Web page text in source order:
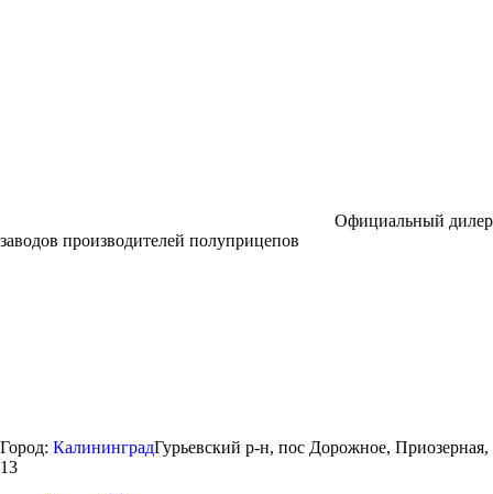
Официальный дилер
заводов производителей полуприцепов
Город: КалининградГурьевский р-н, пос Дорожное, Приозерная,
13